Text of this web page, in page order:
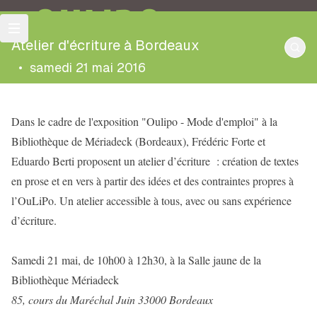
OULIPO
Atelier d'écriture à Bordeaux
• samedi 21 mai 2016
Dans le cadre de l'exposition "Oulipo - Mode d'emploi" à la
Bibliothèque de Mériadeck (Bordeaux), Frédéric Forte et
Eduardo Berti proposent un atelier d’écriture : création de textes
en prose et en vers à partir des idées et des contraintes propres à
l’OuLiPo. Un atelier accessible à tous, avec ou sans expérience
d’écriture.
Samedi 21 mai, de 10h00 à 12h30, à la Salle jaune de la
Bibliothèque Mériadeck
85, cours du Maréchal Juin 33000 Bordeaux